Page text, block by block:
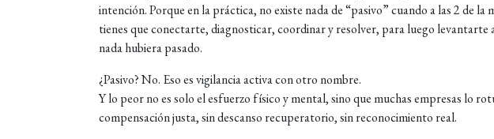
intención. Porque en la práctica, no existe nada de “pasivo” cuando a las 2 de
tienes que conectarte, diagnosticar, coordinar y resolver, para luego levantarte
nada hubiera pasado.
¿Pasivo? No. Eso es vigilancia activa con otro nombre.
Y lo peor no es solo el esfuerzo físico y mental, sino que muchas empresas lo
compensación justa, sin descanso recuperatorio, sin reconocimiento real.